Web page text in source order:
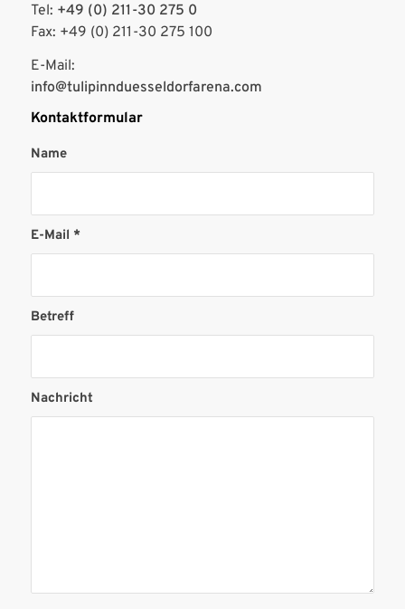
Tel: +49 (0) 211-30 275 0
Fax: +49 (0) 211-30 275 100
E-Mail:
info@tulipinnduesseldorfarena.com
Kontaktformular
Name
E-Mail *
Betreff
Nachricht